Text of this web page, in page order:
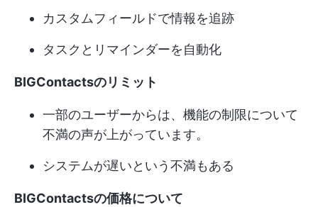
カスタムフィールドで情報を追跡
タスクとリマインダーを自動化
BIGContactsのリミット
一部のユーザーからは、機能の制限について
不満の声が上がっています。
システムが遅いという不満もある
BIGContactsの価格について